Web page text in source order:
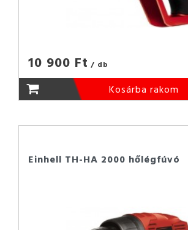
10 900 Ft / db
Kosárba rakom
Einhell TH-HA 2000 hőlégfúvó